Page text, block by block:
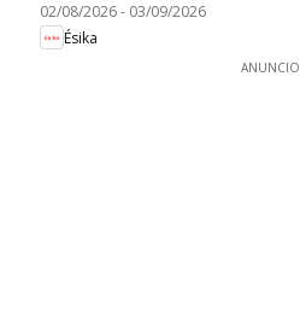
02/08/2026- 03/09/2026
Ésika
ANUNCIO